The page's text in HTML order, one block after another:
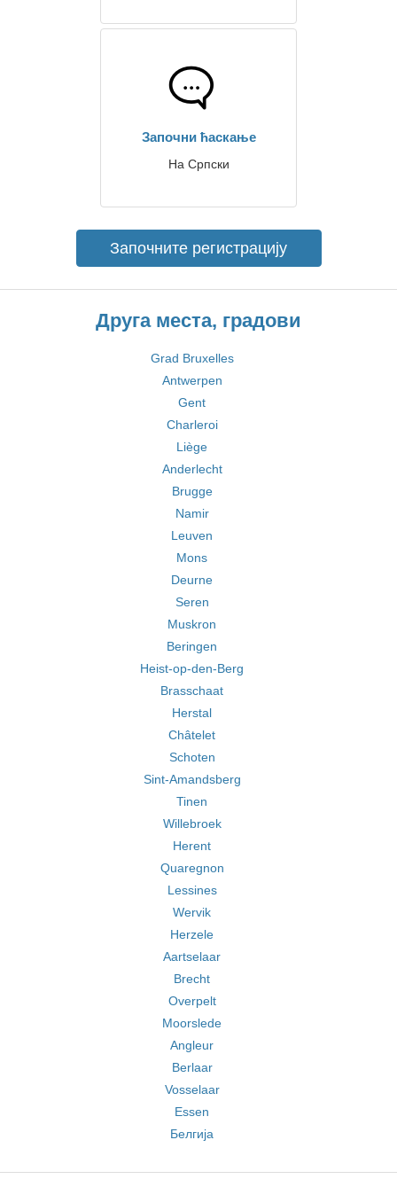
Започни ћаскање
На Српски
Започните регистрацију
Друга места, градови
Grad Bruxelles
Antwerpen
Gent
Charleroi
Liège
Anderlecht
Brugge
Namir
Leuven
Mons
Deurne
Seren
Muskron
Beringen
Heist-op-den-Berg
Brasschaat
Herstal
Châtelet
Schoten
Sint-Amandsberg
Tinen
Willebroek
Herent
Quaregnon
Lessines
Wervik
Herzele
Aartselaar
Brecht
Overpelt
Moorslede
Angleur
Berlaar
Vosselaar
Essen
Белгија